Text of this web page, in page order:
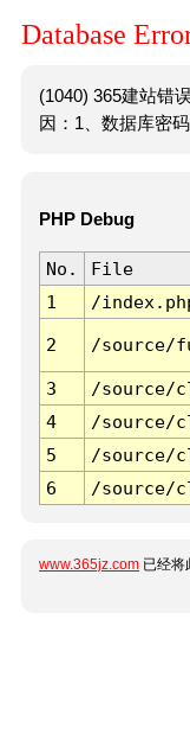
Database
(1040) 365建站错
因：1、数据库密
PHP Debug
No. File
1
/
2 /source/
3 /source/
4
/source/
5
/source/
6
/source/
www.365jz.com 已经将